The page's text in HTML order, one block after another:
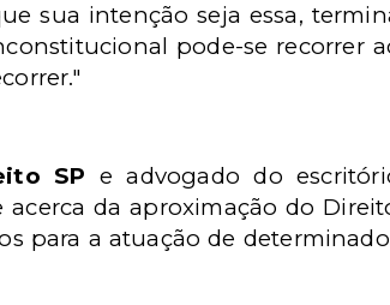
sua intenção seja essa,
pode-se recorrer
SP e advogado do
acerca da aproximação do
para a atuação de